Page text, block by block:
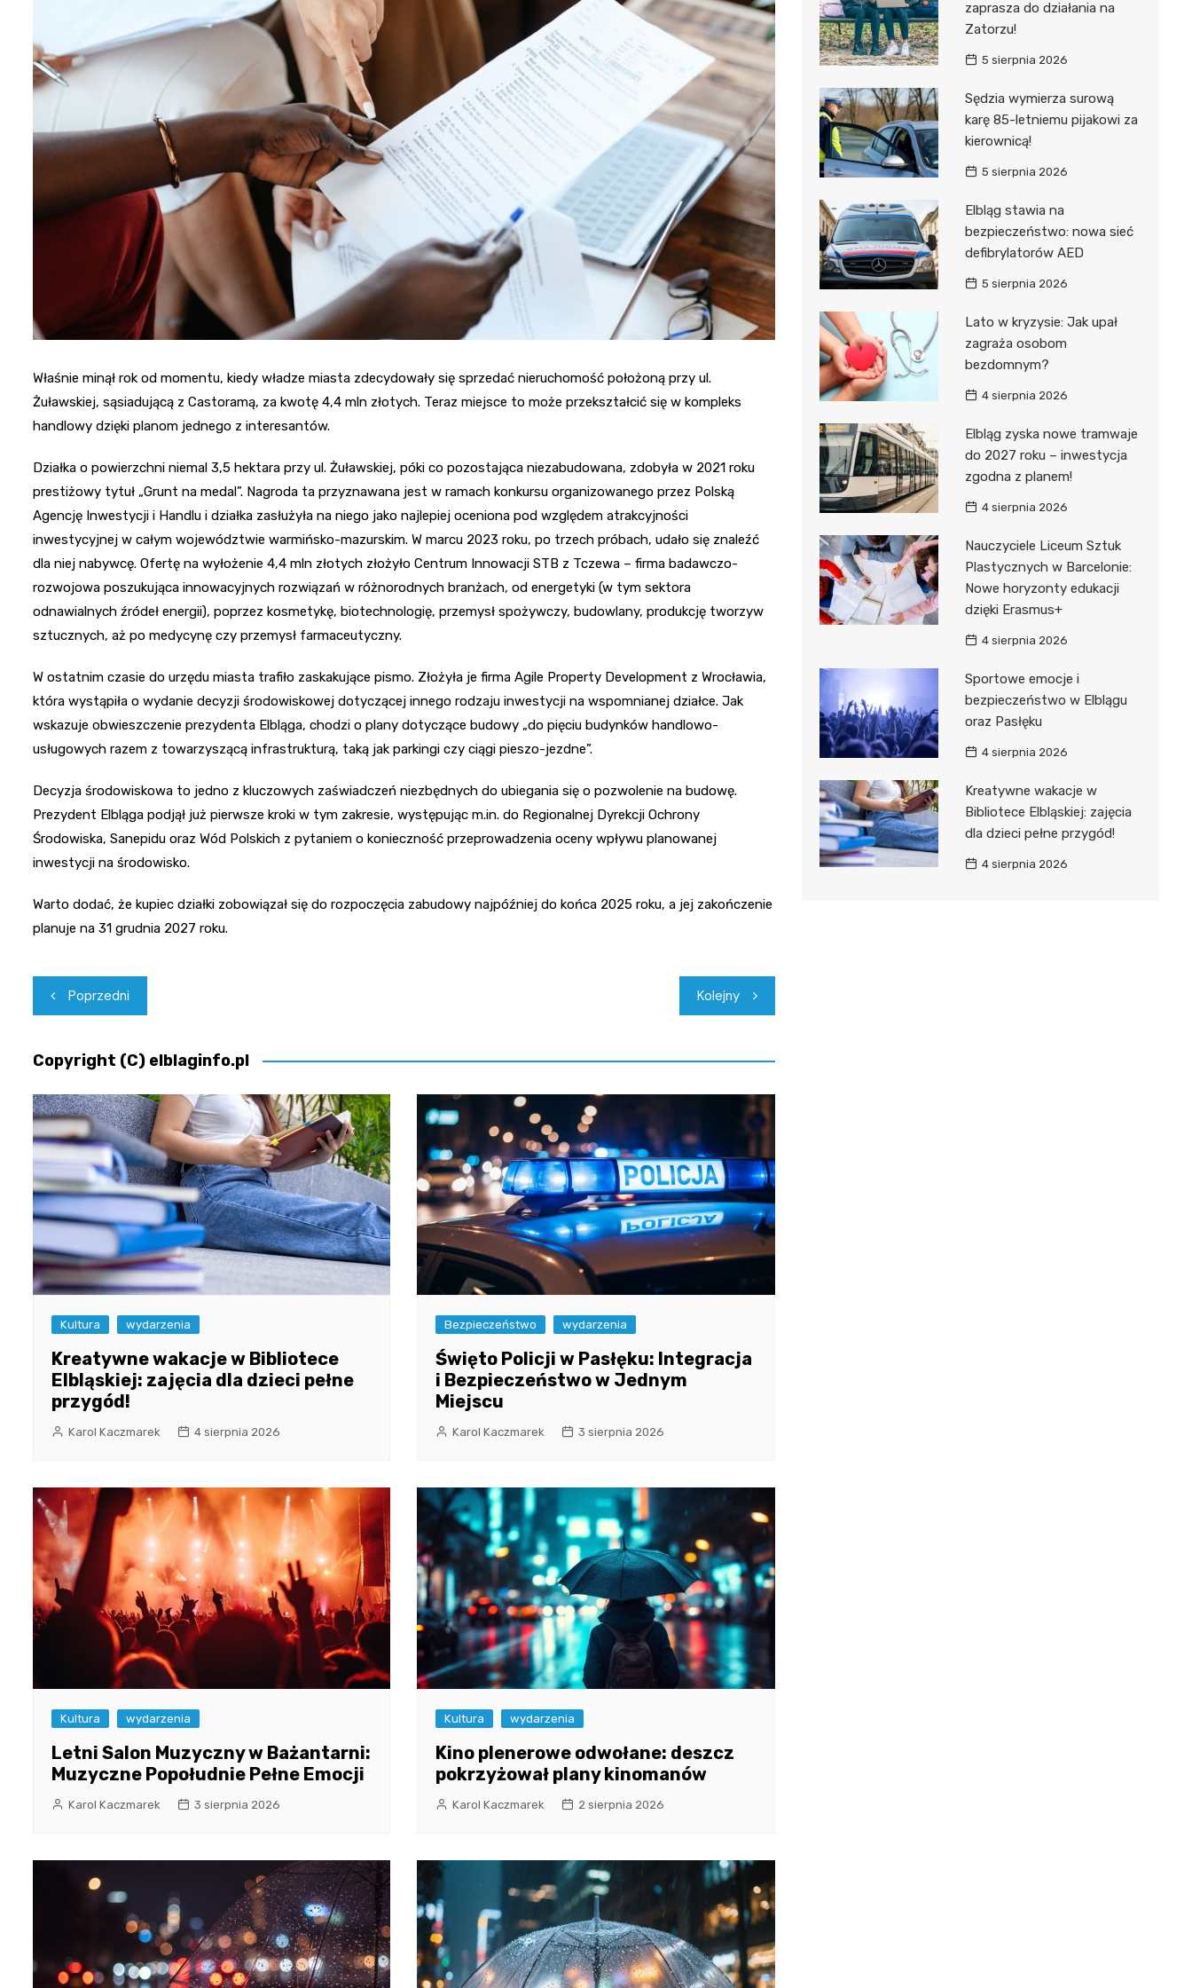
Fryzjer
Poczta
Kino
Właśnie minął rok od momentu, kiedy władze miasta zdecydowały się sprzedać nieruchomość położoną przy ul.
Żuławskiej, sąsiadującą z Castoramą, za kwotę 4,4 mln złotych. Teraz miejsce to może przekształcić się w kompleks
handlowy dzięki planom jednego z interesantów.
Działka o powierzchni niemal 3,5 hektara przy ul. Żuławskiej, póki co pozostająca niezabudowana, zdobyła w 2021 roku
prestiżowy tytuł „Grunt na medal”. Nagroda ta przyznawana jest w ramach konkursu organizowanego przez Polską
Agencję Inwestycji i Handlu i działka zasłużyła na niego jako najlepiej oceniona pod względem atrakcyjności
inwestycyjnej w całym województwie warmińsko-mazurskim. W marcu 2023 roku, po trzech próbach, udało się znaleźć
dla niej nabywcę. Ofertę na wyłożenie 4,4 mln złotych złożyło Centrum Innowacji STB z Tczewa – firma badawczo-
rozwojowa poszukująca innowacyjnych rozwiązań w różnorodnych branżach, od energetyki (w tym sektora
odnawialnych źródeł energii), poprzez kosmetykę, biotechnologię, przemysł spożywczy, budowlany, produkcję tworzyw
sztucznych, aż po medycynę czy przemysł farmaceutyczny.
W ostatnim czasie do urzędu miasta trafiło zaskakujące pismo. Złożyła je firma Agile Property Development z Wrocławia,
która wystąpiła o wydanie decyzji środowiskowej dotyczącej innego rodzaju inwestycji na wspomnianej działce. Jak
wskazuje obwieszczenie prezydenta Elbląga, chodzi o plany dotyczące budowy „do pięciu budynków handlowo-
usługowych razem z towarzyszącą infrastrukturą, taką jak parkingi czy ciągi pieszo-jezdne”.
Decyzja środowiskowa to jedno z kluczowych zaświadczeń niezbędnych do ubiegania się o pozwolenie na budowę.
Prezydent Elbląga podjął już pierwsze kroki w tym zakresie, występując m.in. do Regionalnej Dyrekcji Ochrony
Środowiska, Sanepidu oraz Wód Polskich z pytaniem o konieczność przeprowadzenia oceny wpływu planowanej
inwestycji na środowisko.
Warto dodać, że kupiec działki zobowiązał się do rozpoczęcia zabudowy najpóźniej do końca 2025 roku, a jej zakończenie
planuje na 31 grudnia 2027 roku.
Nawigacja
wpisu
Poprzedni Kolejny
Copyright (C) elblaginfo.pl
Kultura wydarzenia
Kreatywne wakacje w Bibliotece
Elbląskiej: zajęcia dla dzieci pełne
przygód!
Karol Kaczmarek 4 sierpnia 2026
Bezpieczeństwo wydarzenia
Święto Policji w Pasłęku: Integracja
i Bezpieczeństwo w Jednym
Miejscu
Karol Kaczmarek 3 sierpnia 2026
Kultura wydarzenia
Letni Salon Muzyczny w Bażantarni:
Muzyczne Popołudnie Pełne Emocji
Karol Kaczmarek 3 sierpnia 2026
Kultura wydarzenia
Kino plenerowe odwołane: deszcz
pokrzyżował plany kinomanów
Karol Kaczmarek 2 sierpnia 2026
zaprasza do działania na
Zatorzu!
5 sierpnia 2026
Sędzia wymierza surową
karę 85-letniemu pijakowi za
kierownicą!
5 sierpnia 2026
Elbląg stawia na
bezpieczeństwo: nowa sieć
defibrylatorów AED
5 sierpnia 2026
Lato w kryzysie: Jak upał
zagraża osobom
bezdomnym?
4 sierpnia 2026
Elbląg zyska nowe tramwaje
do 2027 roku – inwestycja
zgodna z planem!
4 sierpnia 2026
Nauczyciele Liceum Sztuk
Plastycznych w Barcelonie:
Nowe horyzonty edukacji
dzięki Erasmus+
4 sierpnia 2026
Sportowe emocje i
bezpieczeństwo w Elblągu
oraz Pasłęku
4 sierpnia 2026
Kreatywne wakacje w
Bibliotece Elbląskiej: zajęcia
dla dzieci pełne przygód!
4 sierpnia 2026